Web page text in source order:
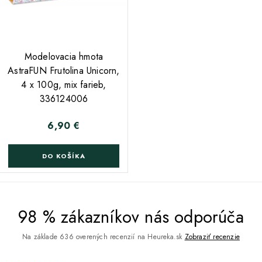
Modelovacia hmota
AstraFUN Frutolina Unicorn,
4 x 100g, mix farieb,
336124006
Cena
6,90 €
DO KOŠÍKA
98 % zákazníkov nás odporúča
Na základe 636 overených recenzií na Heureka.sk Zobraziť recenzie